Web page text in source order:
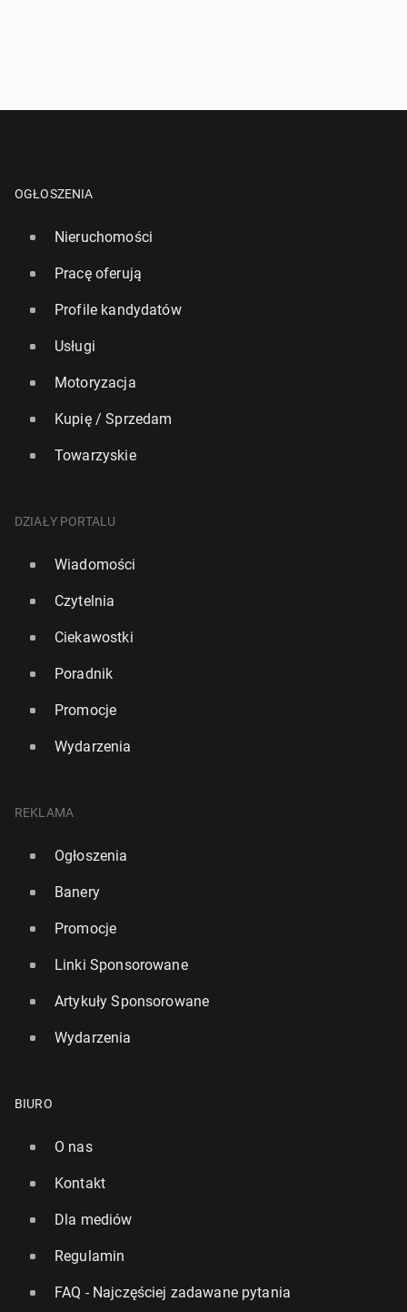
OGŁOSZENIA
Nieruchomości
Pracę oferują
Profile kandydatów
Usługi
Motoryzacja
Kupię / Sprzedam
Towarzyskie
DZIAŁY PORTALU
Wiadomości
Czytelnia
Ciekawostki
Poradnik
Promocje
Wydarzenia
REKLAMA
Ogłoszenia
Banery
Promocje
Linki Sponsorowane
Artykuły Sponsorowane
Wydarzenia
BIURO
O nas
Kontakt
Dla mediów
Regulamin
FAQ - Najczęściej zadawane pytania